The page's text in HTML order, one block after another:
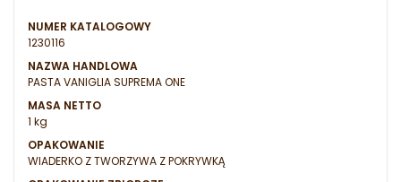
NUMER KATALOGOWY
1230116
NAZWA HANDLOWA
PASTA VANIGLIA SUPREMA ONE
MASA NETTO
1 kg
OPAKOWANIE
WIADERKO Z TWORZYWA Z POKRYWKĄ